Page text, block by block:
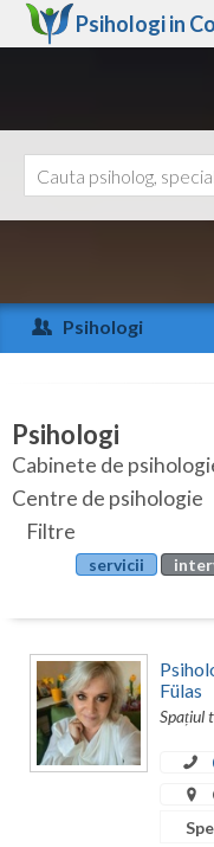
Psihologi in
Arad
Arges
Bihor
Bistrita-Nasaud
Botosani
Bucuresti
Buzau
Psihologi
Specialitati
Servicii
Articole
Evenimente
Cabinet
Membri
Psihologi
Cabinete de
Centre de psihologie
Filtre
servicii
Fülas
Spațiul